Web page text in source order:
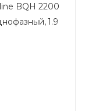
BQH 2200
1.9